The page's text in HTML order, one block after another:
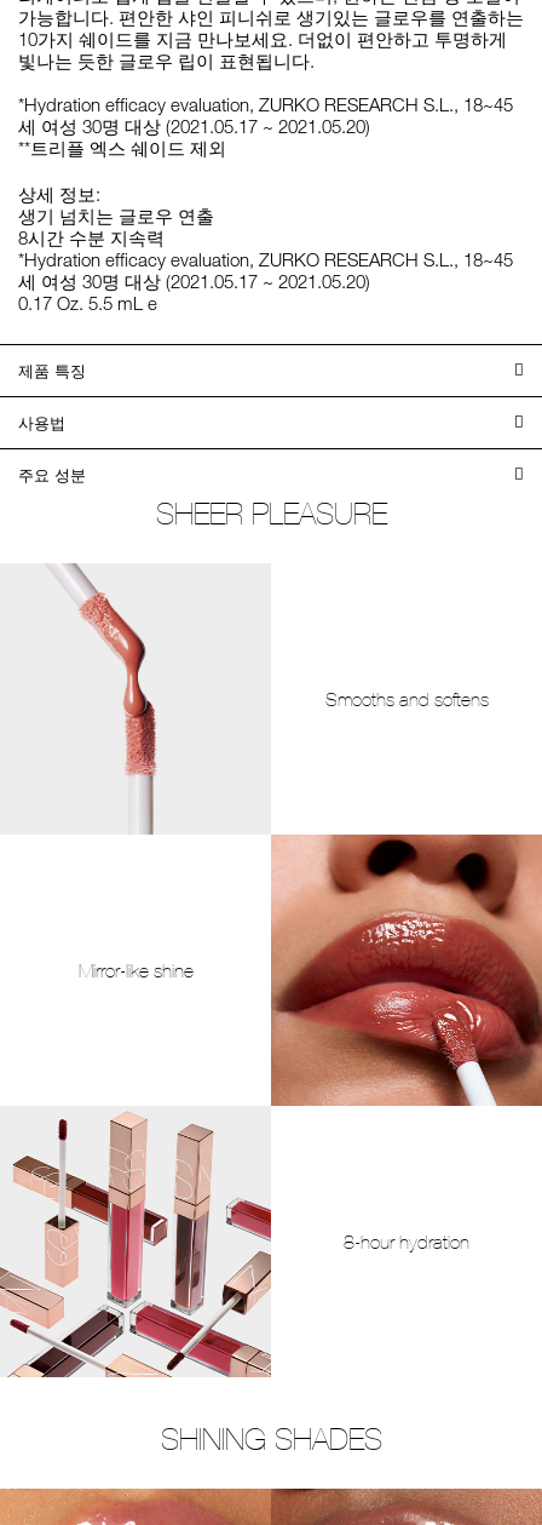
가능합니다. 편안한 샤인 피니쉬로 생기있는 글로우를 연출하는
10가지 쉐이드를 지금 만나보세요. 더없이 편안하고 투명하게
빛나는 듯한 글로우 립이 표현됩니다.
*Hydration efficacy evaluation, ZURKO RESEARCH S.L., 18~45
세 여성 30명 대상 (2021.05.17 ~ 2021.05.20)
**트리플 엑스 쉐이드 제외
상세 정보:
생기 넘치는 글로우 연출
8시간 수분 지속력
*Hydration efficacy evaluation, ZURKO RESEARCH S.L., 18~45
세 여성 30명 대상 (2021.05.17 ~ 2021.05.20)
0.17 Oz. 5.5 mL e
제품 특징
사용법
주요 성분
SHEER PLEASURE
Smooths and softens
Mirror-like shine
8-hour hydration
SHINING SHADES